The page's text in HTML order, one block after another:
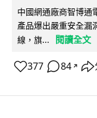
中國網通廠商智博
產品爆出嚴重安全漏
線，旗...
閱讀全文
377 84 ↗